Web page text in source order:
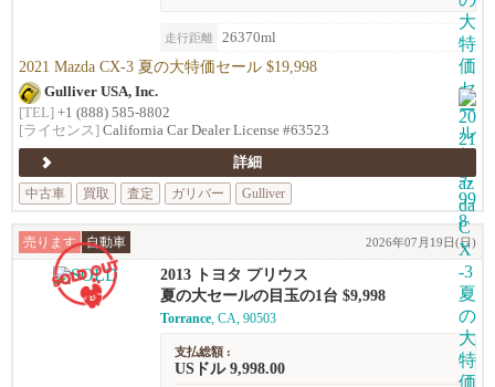
走行距離 26370ml
2021 Mazda CX-3 夏の大特価セール $19,998
Gulliver USA, Inc.
[TEL] +1 (888) 585-8802
[ライセンス] California Car Dealer License #63523
詳細
中古車
買取 査定 ガリバー Gulliver
売ります 自動車 2026年07月19日(日)
2013 トヨタ プリウス
夏の大セールの目玉の1台 $9,998
Torrance, CA, 90503
支払総額 :
USドル 9,998.00